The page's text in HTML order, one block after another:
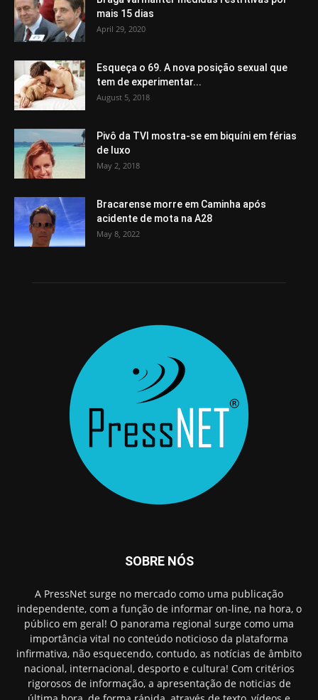
mais 15 dias
April 29, 2020
Esqueça o 69. A nova posição sexual que
tem de experimentar...
August 5, 2018
Pivô da TVI mostra-se em biquíni em férias
de luxo
May 2, 2018
Bracarense morre em Caminha após
acidente de mota na A28
May 8, 2022
SOBRE NÓS
A PressNet surge no mercado como uma publicação
independente, com a função de informar on-line, na hora, o
público em geral! O panorama regional surge como uma
importância vital no conteúdo noticioso da plataforma
infirmativa, não esquecendo, contudo, as notícias de âmbito
nacional, internacional, desporto e cultura! Com critérios
rigorosos de informação, a apresentação de noticias de